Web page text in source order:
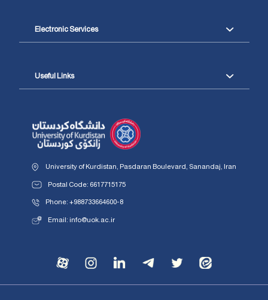
Electronic Services
Useful Links
University of Kurdistan, Pasdaran Boulevard, Sanandaj, Iran
Postal Code: 6617715175
Phone: +988733664600-8
Email: info@uok.ac.ir